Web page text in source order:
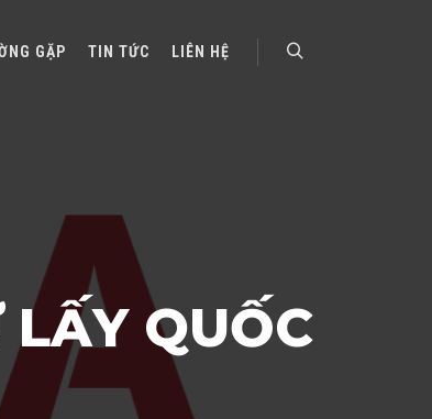
GẶP TIN TỨC LIÊN HỆ
QUỐC